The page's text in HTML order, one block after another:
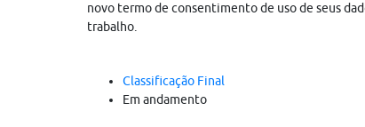
novo termo de consentimento de uso de seus
trabalho.
Classificação Final
Em andamento